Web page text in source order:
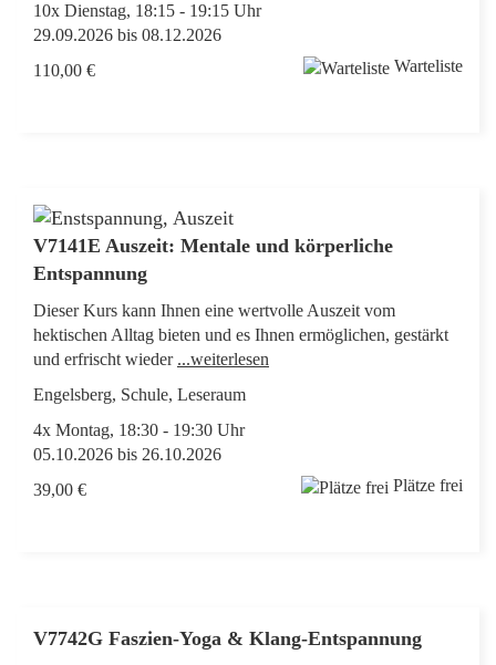
10x Dienstag, 18:15 - 19:15 Uhr
29.09.2026 bis 08.12.2026
110,00 €
Warteliste
V7141E Auszeit: Mentale und körperliche
Entspannung
Dieser Kurs kann Ihnen eine wertvolle Auszeit vom
hektischen Alltag bieten und es Ihnen ermöglichen, gestärkt
und erfrischt wieder ...weiterlesen
Engelsberg, Schule, Leseraum
4x Montag, 18:30 - 19:30 Uhr
05.10.2026 bis 26.10.2026
39,00 €
Plätze frei
V7742G Faszien-Yoga & Klang-Entspannung